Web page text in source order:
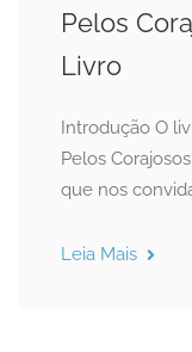
Pelos
Livro
Introdução O
Pelos
que nos
Leia Mais